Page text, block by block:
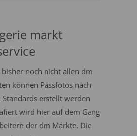
markt
bisher noch nicht allen dm
können Passfotos nach
erstellt werden
wird hier auf dem Gang
der dm Märkte. Die